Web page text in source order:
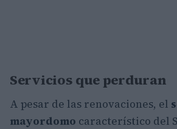
Servicios que perduran
A pesar de las renovaciones, el
mayordomo característico del